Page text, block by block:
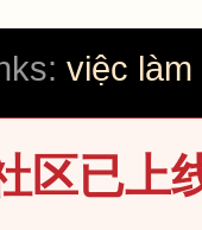
việc làm
区已上